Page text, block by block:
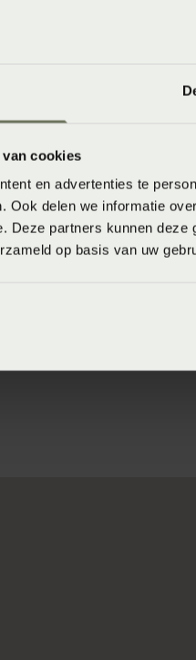
cookies
en advertenties te
Ook delen we informatie
Deze partners kunnen
op basis van uw
in om inspiratie
Elk seizoen brengt
door de rijke
en cultuur. De
wordt gehaald,
die bekend staat
en stijlvolle